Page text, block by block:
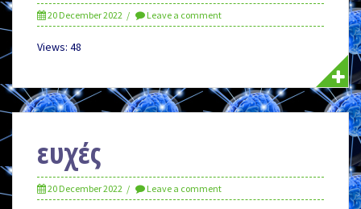
20 December 2022 Leave a comment
Views: 48
ευχές
20 December 2022 Leave a comment